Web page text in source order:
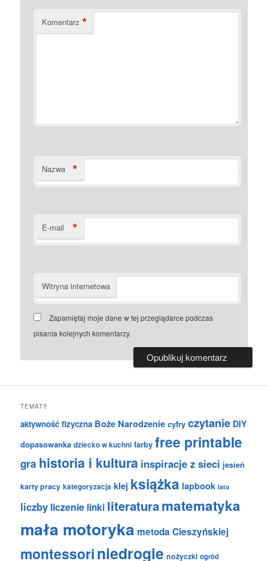
Komentarz *
Nazwa *
E-mail *
Witryna internetowa
Zapamiętaj moje dane w tej przeglądarce podczas
pisania kolejnych komentarzy.
TEMATY
aktywność fizyczna Boże Narodzenie cyfry czytanie DIY
dopasowanka dziecko w kuchni farby free printable
gra historia i kultura inspiracje z sieci jesień
karty pracy kategoryzacja klej książka lapbook lato
liczby liczenie linki literaturamatematyka
mała motoryka metoda Cieszyńskiej
montessoriniedrogie nożyczki ogród